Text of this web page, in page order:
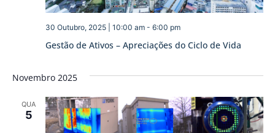
Gestão de Ativos – Apreciações do Ciclo de Vida
30 Outubro, 2025 | 10:00 am- 6:00 pm
Novembro 2025
QUA
5